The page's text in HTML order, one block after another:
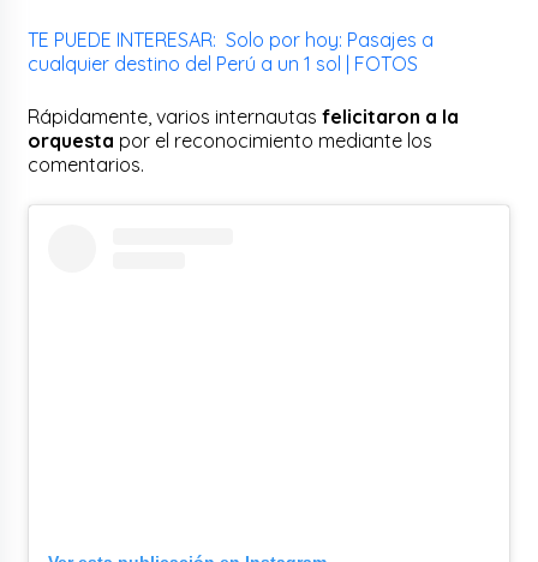
TE PUEDE INTERESAR: Solo por hoy: Pasajes a
cualquier destino del Perú a un 1 sol | FOTOS
Rápidamente, varios internautasfelicitaron a la
orquesta por el reconocimiento mediante los
comentarios.